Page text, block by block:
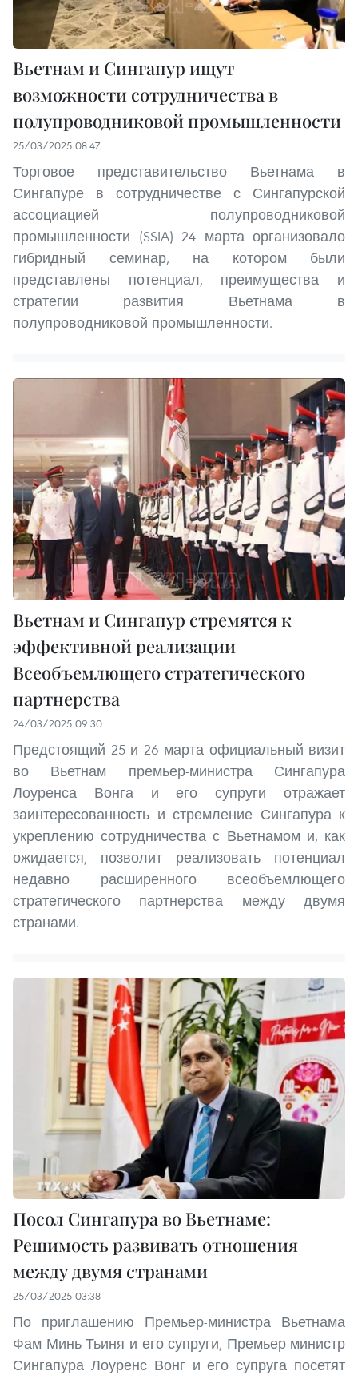
Вьетнам и Сингапур ищут
возможности сотрудничества в
полупроводниковой промышленности
25/03/2025 08:47
Торговое представительство Вьетнама в
Сингапуре в сотрудничестве с Сингапурской
ассоциацией полупроводниковой
промышленности (SSIA) 24 марта организовало
гибридный семинар, на котором были
представлены потенциал, преимущества и
стратегии развития Вьетнама в
полупроводниковой промышленности.
Вьетнам и Сингапур стремятся к
эффективной реализации
Всеобъемлющего стратегического
партнерства
24/03/2025 09:30
Предстоящий 25 и 26 марта официальный визит
во Вьетнам премьер-министра Сингапура
Лоуренса Вонга и его супруги отражает
заинтересованность и стремление Сингапура к
укреплению сотрудничества с Вьетнамом и, как
ожидается, позволит реализовать потенциал
недавно расширенного всеобъемлющего
стратегического партнерства между двумя
странами.
Посол Сингапура во Вьетнаме:
Решимость развивать отношения
между двумя странами
25/03/2025 03:38
По приглашению Премьер-министра Вьетнама
Фам Минь Тьиня и его супруги, Премьер-министр
Сингапура Лоуренс Вонг и его супруга посетят